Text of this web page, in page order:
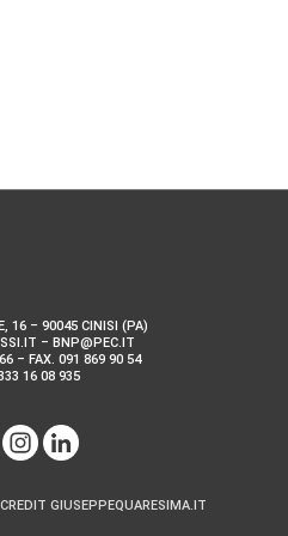
16 – 90045 CINISI (PA)
– BNP@PEC.IT
– FAX. 091 869 90 54
16 08 935
CREDIT GIUSEPPEQUARESIMA.IT